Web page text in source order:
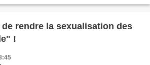
de rendre la sexualisation des
!